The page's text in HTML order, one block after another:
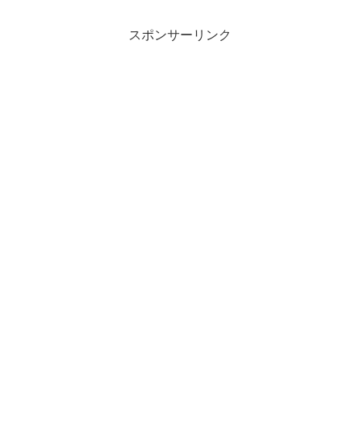
スポンサーリンク